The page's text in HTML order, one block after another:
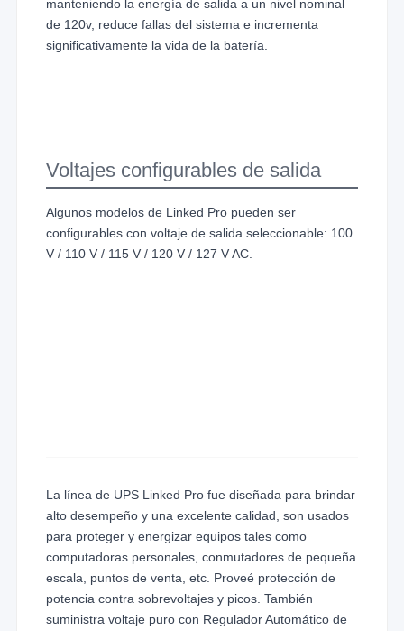
manteniendo la energía de salida a un nivel nominal
de 120v, reduce fallas del sistema e incrementa
significativamente la vida de la batería.
Voltajes configurables de salida
Algunos modelos de Linked Pro pueden ser
configurables con voltaje de salida seleccionable: 100
V / 110 V / 115 V / 120 V / 127 V AC.
La línea de UPS Linked Pro fue diseñada para brindar
alto desempeño y una excelente calidad, son usados
para proteger y energizar equipos tales como
computadoras personales, conmutadores de pequeña
escala, puntos de venta, etc. Proveé protección de
potencia contra sobrevoltajes y picos. También
suministra voltaje puro con Regulador Automático de